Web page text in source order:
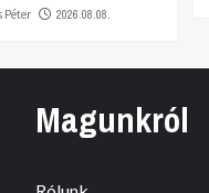
Péter 2026.08.08.
Magunkról